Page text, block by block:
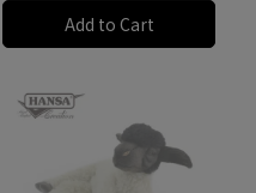
Add to Cart